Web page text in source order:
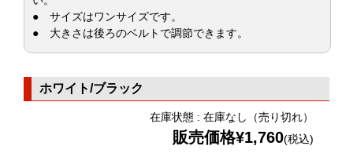
● サイズはワンサイズです。
● 大きさは後ろのベルトで調節できます。
ホワイト/ブラック
在庫状態 : 在庫なし（売り切れ）
販売価格¥1,760(税込)